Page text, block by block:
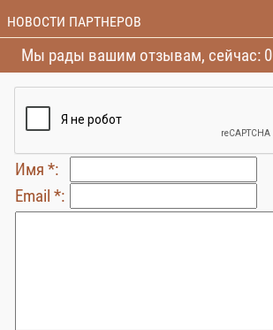
НОВОСТИ ПАРТНЕРОВ
Мы рады вашим отзывам, сейчас: 0
Имя *:
Email *: